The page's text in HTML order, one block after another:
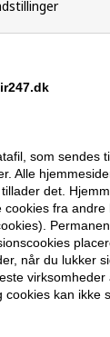
som sendes
Alle
det.
fra
når du lukker
cookies kan ikke